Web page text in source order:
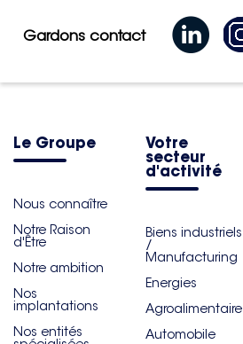
Gardons contact
Le Groupe
Nous connaître
Notre Raison
d'Être
Notre ambition
Nos
implantations
Nos entités
Votre
secteur
d'activité
Biens industriels
/
Manufacturing
Energies
Agroalimentaire
Automobile